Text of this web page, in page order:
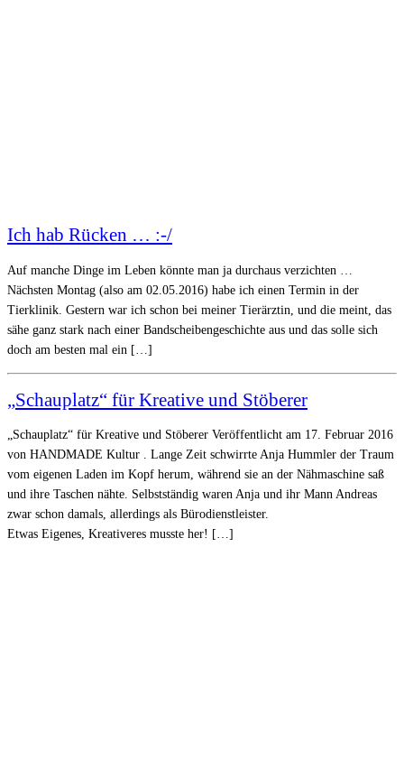
Ich hab Rücken … :-/
Auf manche Dinge im Leben könnte man ja durchaus verzichten …
Nächsten Montag (also am 02.05.2016) habe ich einen Termin in der
Tierklinik. Gestern war ich schon bei meiner Tierärztin, und die meint, das
sähe ganz stark nach einer Bandscheibengeschichte aus und das solle sich
doch am besten mal ein […]
„Schauplatz“ für Kreative und Stöberer
„Schauplatz“ für Kreative und Stöberer Veröffentlicht am 17. Februar 2016
von HANDMADE Kultur . Lange Zeit schwirrte Anja Hummler der Traum
vom eigenen Laden im Kopf herum, während sie an der Nähmaschine saß
und ihre Taschen nähte. Selbstständig waren Anja und ihr Mann Andreas
zwar schon damals, allerdings als Bürodienstleister.
Etwas Eigenes, Kreativeres musste her! […]